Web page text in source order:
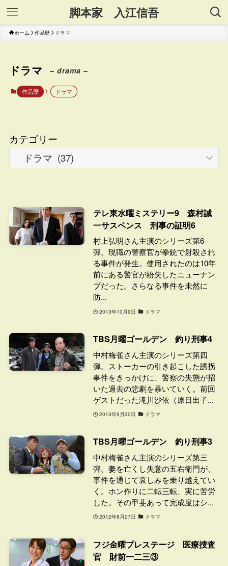
脚本家 入江信吾
ホーム 作品歴 ドラマ
ドラマ – drama –
作品歴 ドラマ
カテゴリー
テレ東水曜ミステリー9 森村誠
一サスペンス 刑事の証明6
村上弘明さん主演のシリーズ第6
弾。現職の警察官が拳銃で射殺され
る事件が発生。使用されたのは10年
前にある警官が紛失したニューナン
ブだった。さらなる事件を未然に
防...
2013年10月9日 ドラマ
TBS月曜ゴールデン 釣り刑事4
中村梅雀さん主演のシリーズ第四
弾。ストーカーの引き起こした誘拐
事件をきっかけに、警察の失態が招
いた過去の悲劇を暴いていく。前回
ゲストだった滝川沙依（原日出子...
2013年9月30日 ドラマ
TBS月曜ゴールデン 釣り刑事3
中村梅雀さん主演のシリーズ第三
弾。妻を亡くし失意の五右衛門が、
事件を通じて哀しみを乗り越えてい
く。ホン作りに二転三転、実に苦労
した。その甲斐あって完成度はシ...
2012年8月27日 ドラマ
フジ金曜プレステージ 医療捜査
官 財前一二三③